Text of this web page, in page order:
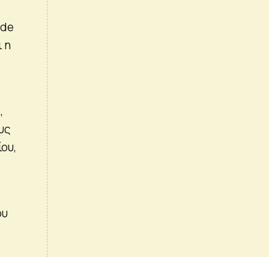
η